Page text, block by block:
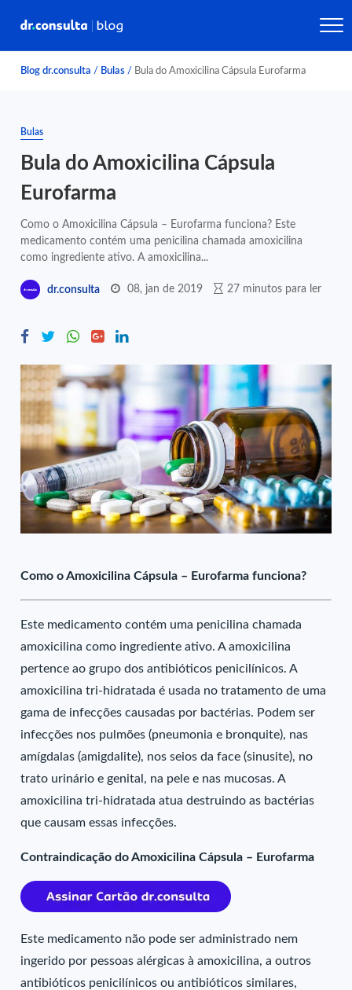
Blog dr.consulta / Bulas / Bula do Amoxicilina Cápsula Eurofarma
Bulas
Bula do Amoxicilina Cápsula
Eurofarma
Como o Amoxicilina Cápsula – Eurofarma funciona? Este
medicamento contém uma penicilina chamada amoxicilina
como ingrediente ativo. A amoxicilina...
dr.consulta 08, jan de 2019 27 minutos para ler
Como o Amoxicilina Cápsula – Eurofarma funciona?
Este medicamento contém uma penicilina chamada
amoxicilina como ingrediente ativo. A amoxicilina
pertence ao grupo dos antibióticos penicilínicos. A
amoxicilina tri-hidratada é usada no tratamento de uma
gama de infecções causadas por bactérias. Podem ser
infecções nos pulmões (pneumonia e bronquite), nas
amígdalas (amigdalite), nos seios da face (sinusite), no
trato urinário e genital, na pele e nas mucosas. A
amoxicilina tri-hidratada atua destruindo as bactérias
que causam essas infecções.
Contraindicação do Amoxicilina Cápsula – Eurofarma
Este medicamento não pode ser administrado nem
ingerido por pessoas alérgicas à amoxicilina, a outros
antibióticos penicilínicos ou antibióticos similares,